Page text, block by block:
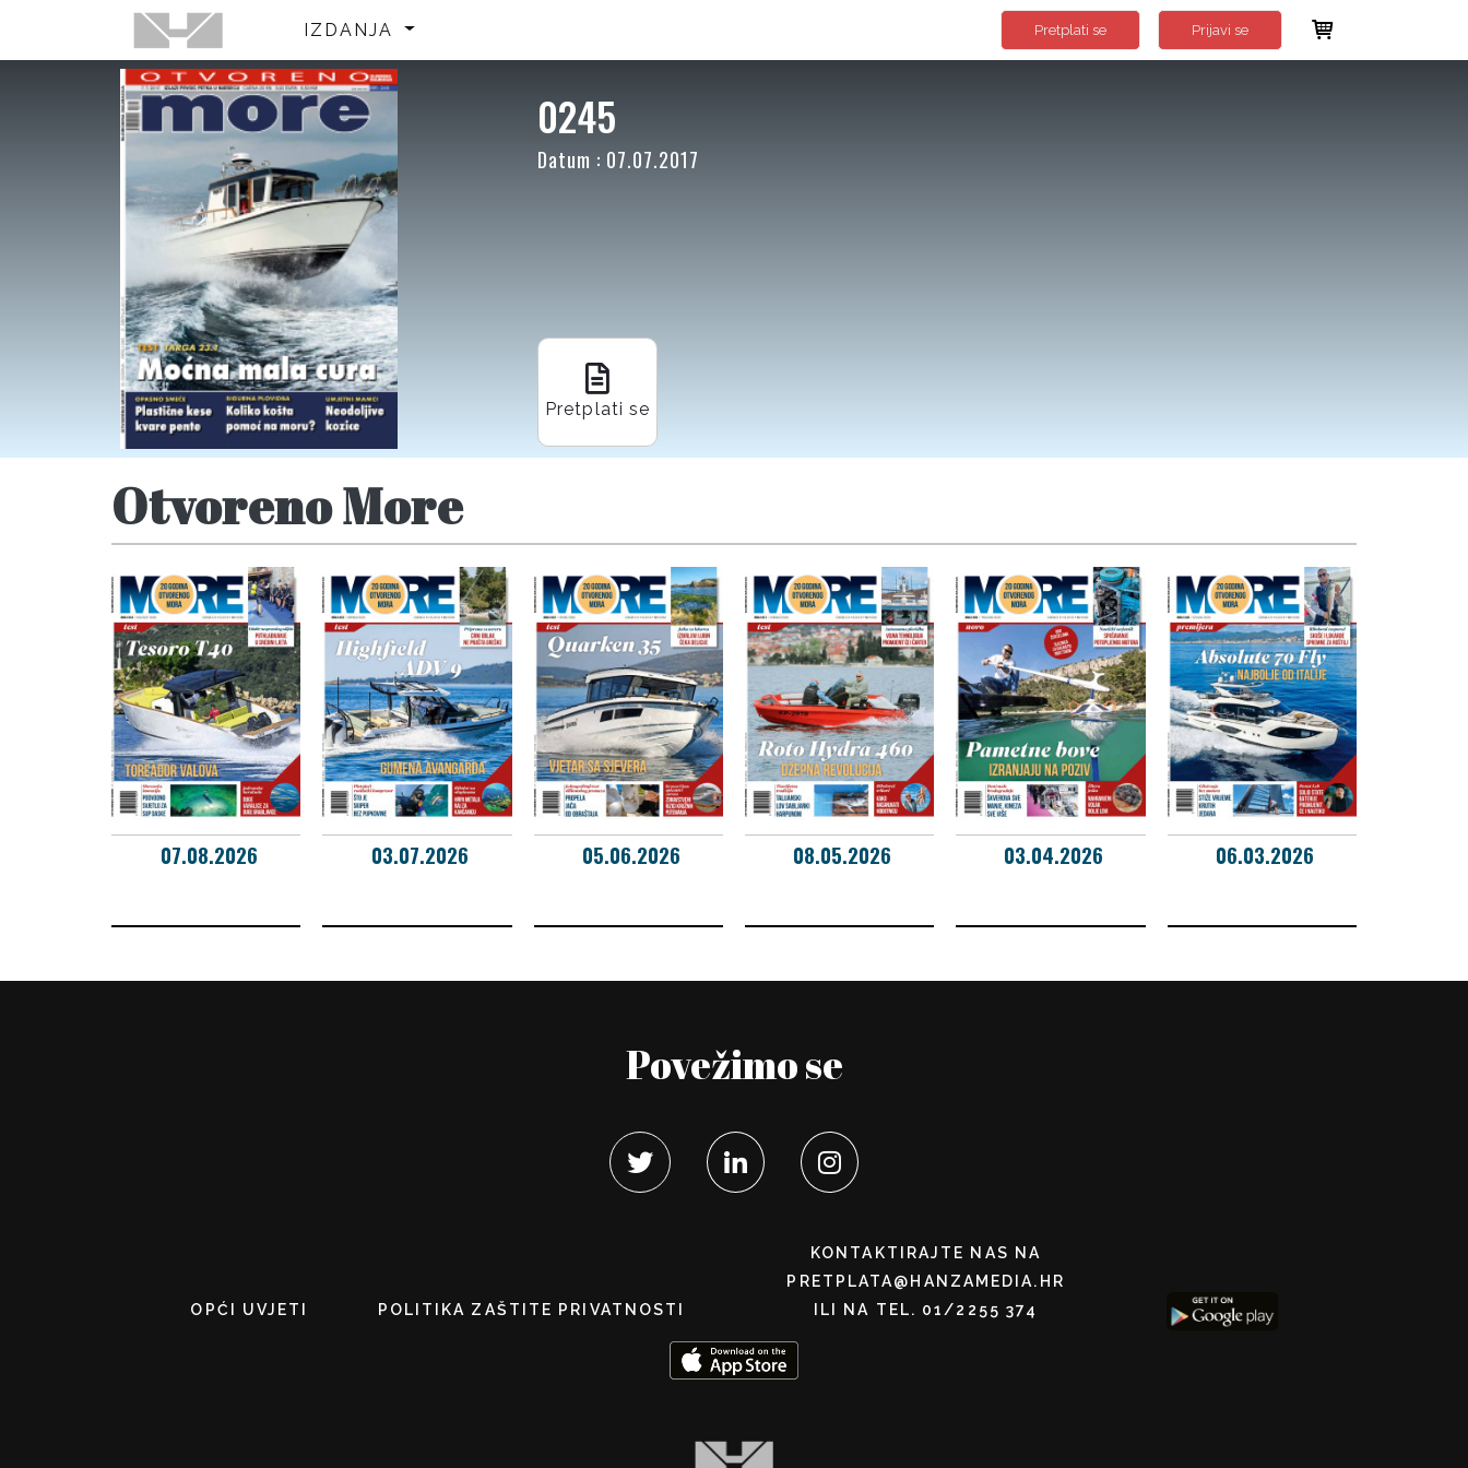
IZDANJA Pretplati se Prijavi se
0245
Datum : 07.07.2017
Pretplati se
Otvoreno More
07.08.2026 03.07.2026 05.06.2026 08.05.2026 03.04.2026 06.03.2026
Povežimo se
OPĆI UVJETI POLITIKA ZAŠTITE PRIVATNOSTI
KONTAKTIRAJTE NAS NA
PRETPLATA@HANZAMEDIA.HR
ILI NA TEL. 01/2255 374